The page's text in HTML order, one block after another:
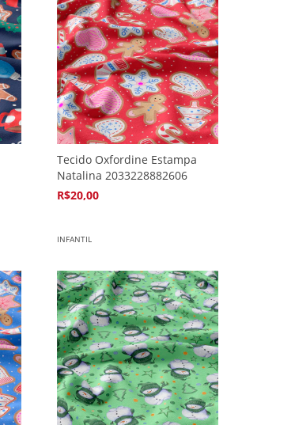
Tecido Oxfordine Estampa
Natalina 2033228882606
R$20,00
INFANTIL